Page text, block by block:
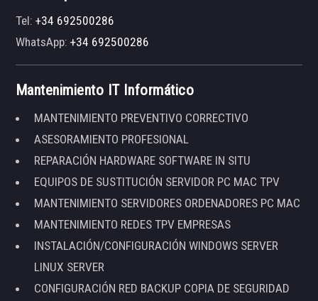
Tel:+34 692500286
WhatsApp:+34 692500286
Mantenimiento IT Informático
MANTENIMIENTO PREVENTIVO CORRECTIVO
ASESORAMIENTO PROFESIONAL
REPARACIÓN HARDWARE SOFTWARE IN SITU
EQUIPOS DE SUSTITUCIÓN SERVIDOR PC MAC TPV
MANTENIMIENTO SERVIDORES ORDENADORES PC MAC
MANTENIMIENTO REDES TPV EMPRESAS
INSTALACIÓN/CONFIGURACIÓN WINDOWS SERVER
LINUX SERVER
CONFIGURACIÓN RED BACKUP COPIA DE SEGURIDAD